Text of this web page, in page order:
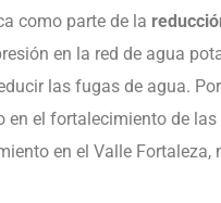
como parte de la
en la red de agua
las fugas de agua.
en el fortalecimiento de
en el Valle